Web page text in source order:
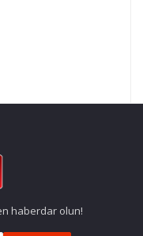
haberdar olun!